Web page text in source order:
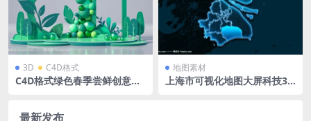
3D C4D格式
C4D格式绿色春季尝鲜创意潮
地图素材
上海市可视化地图大屏科技3D
最新发布